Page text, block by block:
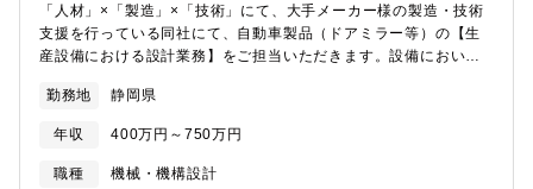
す。手法が多岐にわたり自由度があるからこそ、自身が考える表
現やプロセスに全力で取り組むことができます。≪必須となる
TOEICスコア・語学力水準≫・同社デザイン部では海外拠点とし
―、または設計者とのコミュニケ―ションが必要となります。≪
もつ人。」・お客様の声に寄り添い、真摯に考えることができる
人・他者の考えを認め、率直なコミュニケーションが取れる人・
ていただきますが、希望がありましたら考慮いたします。マリン
製品や電動モビリティについては不定期業務のため、エクステリ
ア、インテリアチームの双方で適宜担当しています。経験値や後
進の育成能力に応じて、開発責任者（リーダー）を担っていただ
社の定めるデザイン拠点に配置転換の可能性あり≪キャリアプラ
ができます。ご自身のデザイン能力が優れていることはもちろん
「人材」×「製造」×「技術」にて、大手メーカー様の製造・技術
支援を行っている同社にて、自動車製品（ドアミラー等）の【生
産設備における設計業務】をご担当いただきます。設備において
他案件に配属となる場合もございます。※CATIAを使用いたしま
す。【活躍されている方のイメージ】■キャリアアップしていきた
い方！■自身のスキルを様々な現場でさらに磨いていきたい方！
勤務地 静岡県
年収 400万円～750万円
職種
機械・機構設計